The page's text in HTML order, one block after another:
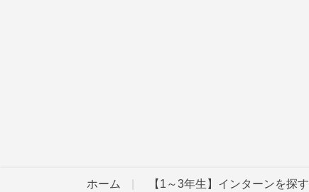
ホーム 【1～3年生】インターンを探す